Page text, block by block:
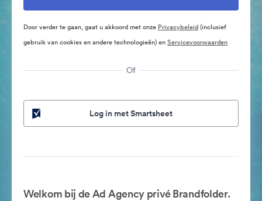
Door verder te gaan, gaat u akkoord met onze Privacybeleid(inclusief
gebruik van cookies en andere technologieën) enServicevoorwaarden
Of
Log in met Smartsheet
Welkom bij de Ad Agency privé Brandfolder.